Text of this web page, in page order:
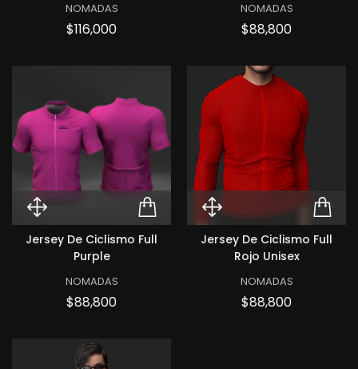
NOMADAS
$116,000Precio
NOMADAS
$88,800Precio
Quick View Jersey de ciclismo
ADD TO CART JERSEY
Jersey De Ciclismo Full
Purple
NOMADAS
$88,800Precio
Quick View
Jersey De Ciclismo Full
Rojo Unisex
NOMADAS
$88,800Precio